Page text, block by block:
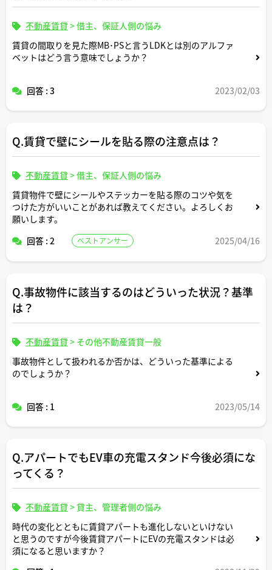
不動産賃貸 >借主、保証人側の悩み
賃貸の間取りを見た際MB･PSと言うLDKとは別のアルファ
ベットはどう言う意味でしょうか？
回答 : 3 2023/02/03
Q.賃貸で壁にシールを貼る際の注意点は？
不動産賃貸 >借主、保証人側の悩み
賃貸物件で壁にシールやステッカーを貼る際のコツや気を
つけた方がいいことがあれば教えてください。よろしくお
願いします。
回答 : 2
ベストアンサー 2025/04/16
Q.事故物件に該当するのはどういった状況？基準
は？
不動産賃貸 > その他不動産賃貸一般
事故物件として扱われるか否かは、どういった基準による
のでしょうか？
回答 : 1 2023/05/14
Q.アパートでもEV車の充電スタンド今後必須にな
ってくる？
不動産賃貸 >貸主、管理者側の悩み
時代の変化とともに賃貸アパートも進化しないといけない
と思うのですが今後賃貸アパートにEVの充電スタンドは必
須になると思いますか？